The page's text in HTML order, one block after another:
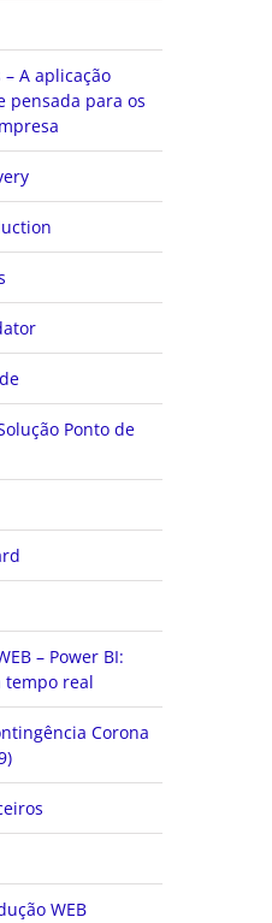
– A aplicação
pensada para os
Ponto de
– Power BI:
tempo real
Corona
WEB